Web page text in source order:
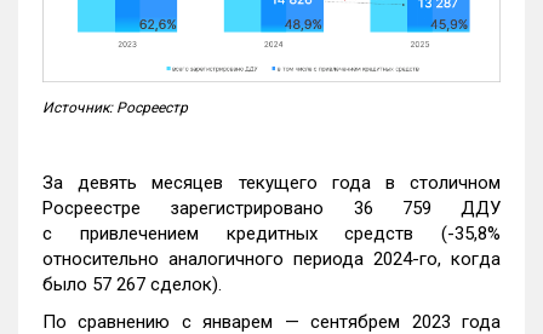
Источник: Росреестр
За девять месяцев текущего года в столичном
Росреестре зарегистрировано 36 759 ДДУ
с привлечением кредитных средств (-35,8%
относительно аналогичного периода 2024-го, когда
было 57 267 сделок).
По сравнению с январем — сентябрем 2023 года